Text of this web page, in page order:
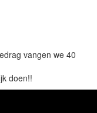
vangen we 40
doen!!